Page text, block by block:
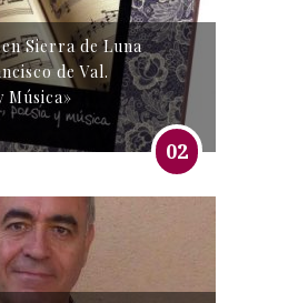
Sierra de Luna
de Val.
Música»
02